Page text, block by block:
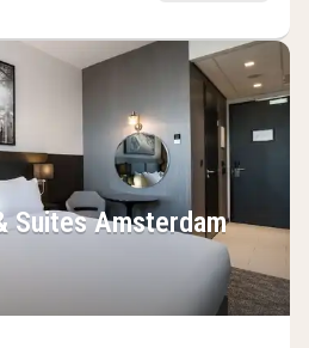
Suites Amsterdam